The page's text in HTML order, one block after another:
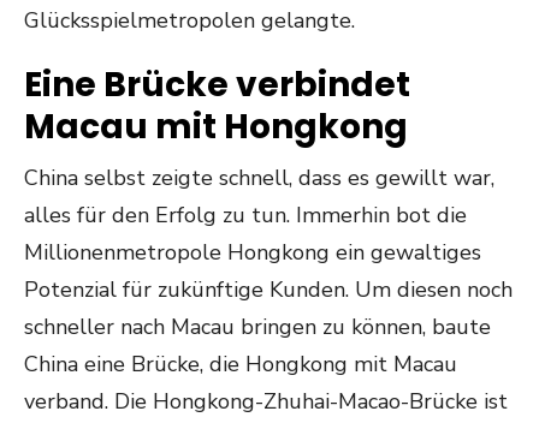
Glücksspielmetropolen gelangte.
Eine Brücke verbindet
Macau mit Hongkong
China selbst zeigte schnell, dass es gewillt war,
alles für den Erfolg zu tun. Immerhin bot die
Millionenmetropole Hongkong ein gewaltiges
Potenzial für zukünftige Kunden. Um diesen noch
schneller nach Macau bringen zu können, baute
China eine Brücke, die Hongkong mit Macau
verband. Die Hongkong-Zhuhai-Macao-Brücke ist